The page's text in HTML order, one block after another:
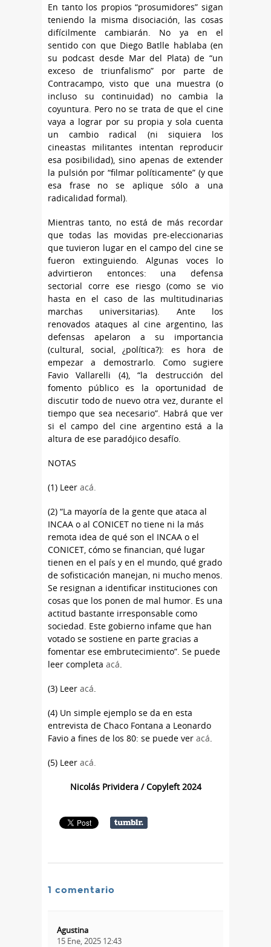
En tanto los propios “prosumidores” sigan
teniendo la misma disociación, las cosas
difícilmente cambiarán. No ya en el
sentido con que Diego Batlle hablaba (en
su podcast desde Mar del Plata) de “un
exceso de triunfalismo” por parte de
Contracampo, visto que una muestra (o
incluso su continuidad) no cambia la
coyuntura. Pero no se trata de que el cine
vaya a lograr por su propia y sola cuenta
un cambio radical (ni siquiera los
cineastas militantes intentan reproducir
esa posibilidad), sino apenas de extender
la pulsión por “filmar políticamente” (y que
esa frase no se aplique sólo a una
radicalidad formal).
Mientras tanto, no está de más recordar
que todas las movidas pre-eleccionarias
que tuvieron lugar en el campo del cine se
fueron extinguiendo. Algunas voces lo
advirtieron entonces: una defensa
sectorial corre ese riesgo (como se vio
hasta en el caso de las multitudinarias
marchas universitarias). Ante los
renovados ataques al cine argentino, las
defensas apelaron a su importancia
(cultural, social, ¿política?): es hora de
empezar a demostrarlo. Como sugiere
Favio Vallarelli (4), “la destrucción del
fomento público es la oportunidad de
discutir todo de nuevo otra vez, durante el
tiempo que sea necesario”. Habrá que ver
si el campo del cine argentino está a la
altura de ese paradójico desafío.
NOTAS
(1) Leer acá.
(2) “La mayoría de la gente que ataca al
INCAA o al CONICET no tiene ni la más
remota idea de qué son el INCAA o el
CONICET, cómo se financian, qué lugar
tienen en el país y en el mundo, qué grado
de sofisticación manejan, ni mucho menos.
Se resignan a identificar instituciones con
cosas que los ponen de mal humor. Es una
actitud bastante irresponsable como
sociedad. Este gobierno infame que han
votado se sostiene en parte gracias a
fomentar ese embrutecimiento”. Se puede
leer completa acá
(3) Leer acá
(4) Un simple ejemplo se da en esta
entrevista de Chaco Fontana a Leonardo
Favio a fines de los 80: se puede ver acá
(5) Leer acá.
Nicolás Prividera / Copyleft 2024
1 comentario
Agustina
15 Ene, 2025 12:43